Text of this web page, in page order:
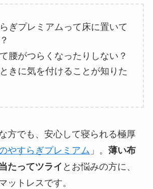
ぎプレミアムって床に置いて
腰がつらくなったりしない？
きに気を付けることが知りた
方でも、安心して寝られる極厚
やすらぎプレミアム 」。 薄い布
たってツライ とお悩みの方に、
ットレスです。